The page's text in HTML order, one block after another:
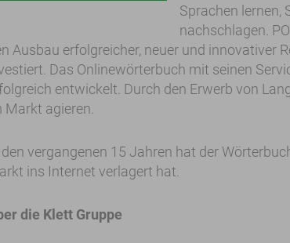
Sprachen lernen,
nachschlagen.
Ausbau erfolgreicher, neuer und innovativer
Das Onlinewörterbuch mit seinen
entwickelt. Durch den Erwerb von
Markt agieren.
den vergangenen 15 Jahren hat der
ins Internet verlagert hat.
die Klett Gruppe